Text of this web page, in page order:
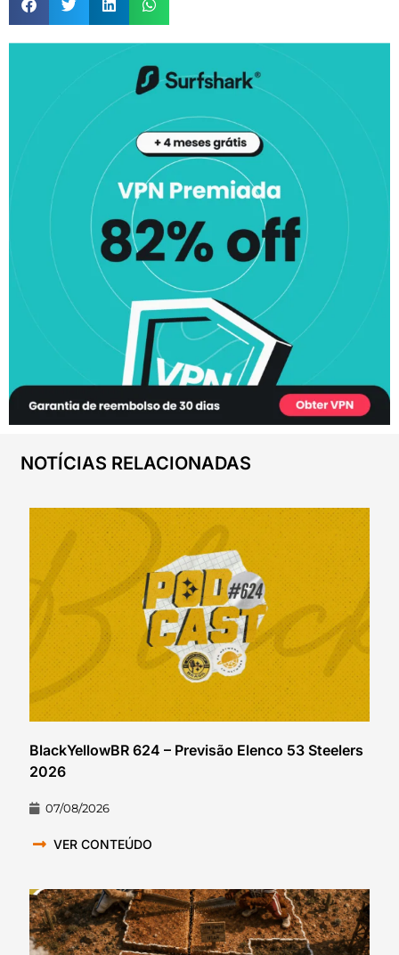
NOTÍCIAS RELACIONADAS
BlackYellowBR 624 – Previsão Elenco 53 Steelers
2026
07/08/2026
VER CONTEÚDO